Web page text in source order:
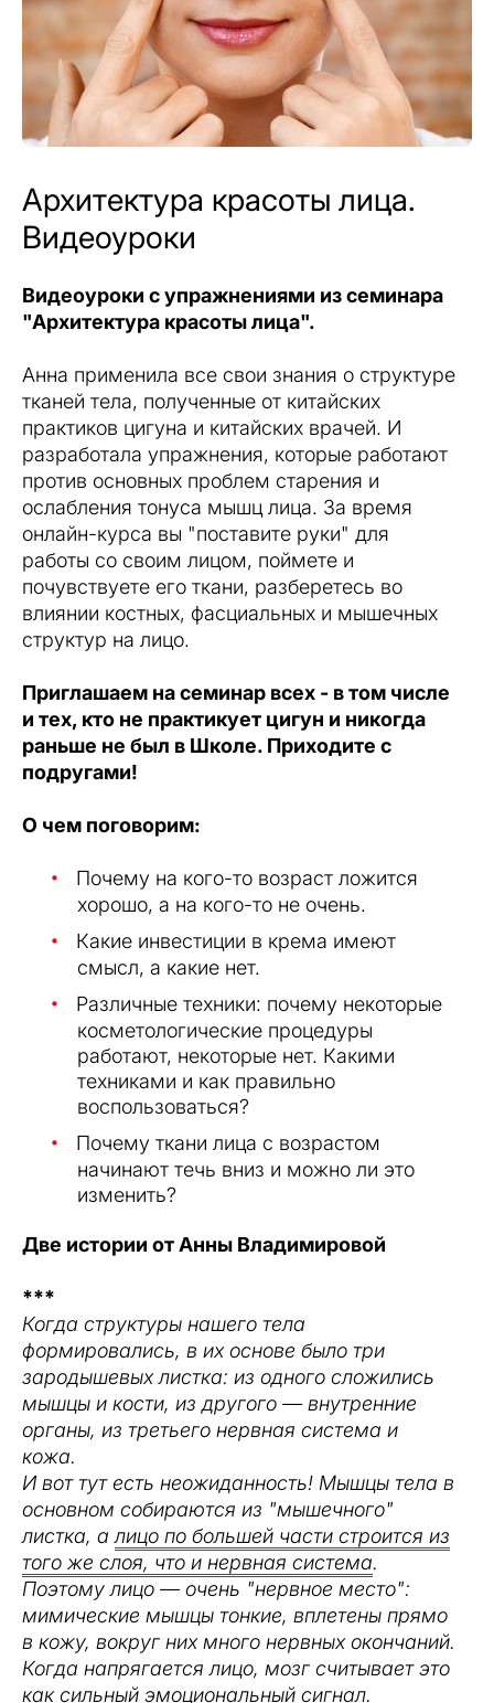
Архитектура красоты лица.
Видеоуроки
Видеоуроки с упражнениями из семинара
"Архитектура красоты лица".
Анна применила все свои знания о структуре
тканей тела, полученные от китайских
практиков цигуна и китайских врачей. И
разработала упражнения, которые работают
против основных проблем старения и
ослабления тонуса мышц лица. За время
онлайн-курса вы "поставите руки" для
работы со своим лицом, поймете и
почувствуете его ткани, разберетесь во
влиянии костных, фасциальных и мышечных
структур на лицо.
Приглашаем на семинар всех - в том числе
и тех, кто не практикует цигун и никогда
раньше не был в Школе. Приходите с
подругами!
О чем поговорим:
Почему на кого-то возраст ложится
хорошо, а на кого-то не очень.
Какие инвестиции в крема имеют
смысл, а какие нет.
Различные техники: почему некоторые
косметологические процедуры
работают, некоторые нет. Какими
техниками и как правильно
воспользоваться?
Почему ткани лица с возрастом
начинают течь вниз и можно ли это
изменить?
Две истории от Анны Владимировой
***
Когда структуры нашего тела
формировались, в их основе было три
зародышевых листка: из одного сложились
мышцы и кости, из другого — внутренние
органы, из третьего нервная система и
кожа.
И вот тут есть неожиданность! Мышцы тела в
основном собираются из "мышечного"
листка, а лицо по большей части строится из
того же слоя, что и нервная система.
Поэтому лицо — очень "нервное место":
мимические мышцы тонкие, вплетены прямо
в кожу, вокруг них много нервных окончаний.
Когда напрягается лицо, мозг считывает это
как сильный эмоциональный сигнал.